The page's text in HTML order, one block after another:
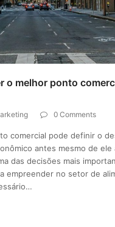
o melhor ponto
0 Comments
comercial pode definir o
antes mesmo de ele
das decisões mais
empreender no setor de